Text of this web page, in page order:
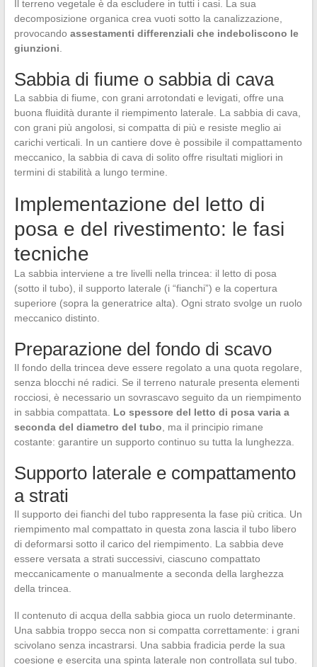
Il terreno vegetale è da escludere in tutti i casi. La sua
decomposizione organica crea vuoti sotto la canalizzazione,
provocando assestamenti differenziali che indeboliscono le
giunzioni.
Sabbia di fiume o sabbia di cava
La sabbia di fiume, con grani arrotondati e levigati, offre una
buona fluidità durante il riempimento laterale. La sabbia di cava,
con grani più angolosi, si compatta di più e resiste meglio ai
carichi verticali. In un cantiere dove è possibile il compattamento
meccanico, la sabbia di cava di solito offre risultati migliori in
termini di stabilità a lungo termine.
Implementazione del letto di
posa e del rivestimento: le fasi
tecniche
La sabbia interviene a tre livelli nella trincea: il letto di posa
(sotto il tubo), il supporto laterale (i “fianchi”) e la copertura
superiore (sopra la generatrice alta). Ogni strato svolge un ruolo
meccanico distinto.
Preparazione del fondo di scavo
Il fondo della trincea deve essere regolato a una quota regolare,
senza blocchi né radici. Se il terreno naturale presenta elementi
rocciosi, è necessario un sovrascavo seguito da un riempimento
in sabbia compattata. Lo spessore del letto di posa varia a
seconda del diametro del tubo, ma il principio rimane
costante: garantire un supporto continuo su tutta la lunghezza.
Supporto laterale e compattamento
a strati
Il supporto dei fianchi del tubo rappresenta la fase più critica. Un
riempimento mal compattato in questa zona lascia il tubo libero
di deformarsi sotto il carico del riempimento. La sabbia deve
essere versata a strati successivi, ciascuno compattato
meccanicamente o manualmente a seconda della larghezza
della trincea.
Il contenuto di acqua della sabbia gioca un ruolo determinante.
Una sabbia troppo secca non si compatta correttamente: i grani
scivolano senza incastrarsi. Una sabbia fradicia perde la sua
coesione e esercita una spinta laterale non controllata sul tubo.